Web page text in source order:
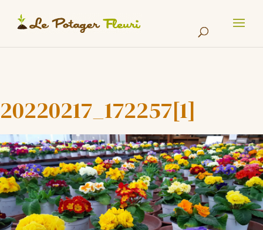
20220217_172257[1]